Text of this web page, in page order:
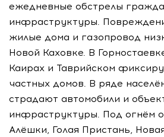
ежедневные обстрелы
инфраструктуры.
жилые дома и газопровод
Новой Каховке. В
Каирах и Таврийском
частных домов. В ряде
страдают автомобили и
инфраструктуры. Под огнём
Алёшки, Голая Пристань,